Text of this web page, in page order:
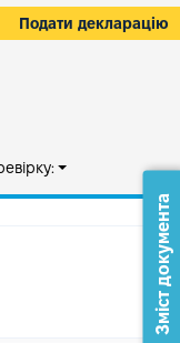
Подати декларацію
Зміст документа